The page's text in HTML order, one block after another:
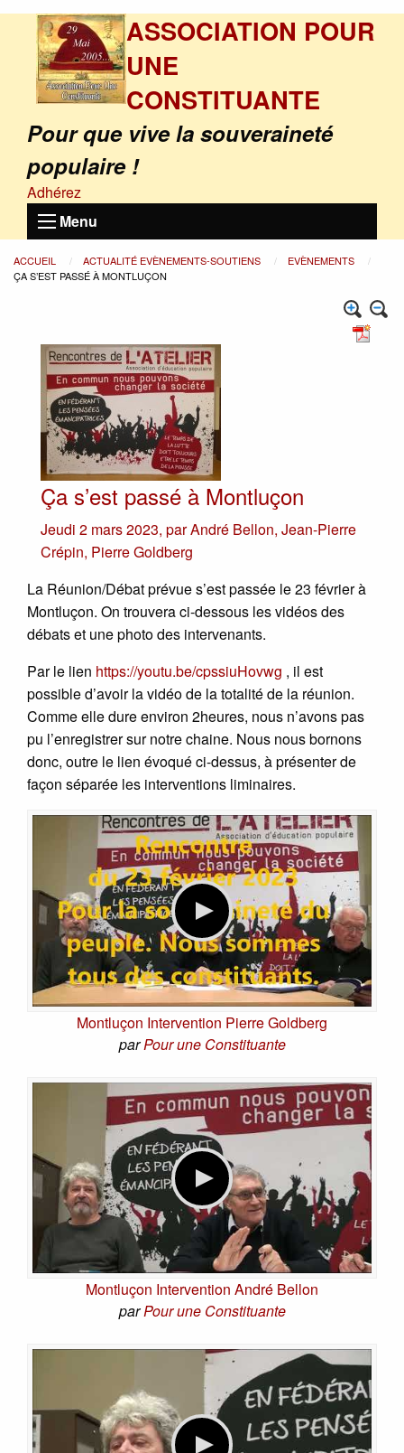
ASSOCIATION POUR
UNE
CONSTITUANTE
Pour que vive la souveraineté
populaire !
Adhérez
Menu
ACCUEIL ACTUALITÉ EVÈNEMENTS-SOUTIENS
EVÈNEMENTS
ÇA S’EST PASSÉ À MONTLUÇON
Ça s’est passé à Montluçon
Jeudi 2 mars 2023, parAndré Bellon, Jean-Pierre
Crépin, Pierre Goldberg
La Réunion/Débat prévue s’est passée le 23 février à
Montluçon. On trouvera ci-dessous les vidéos des
débats et une photo des intervenants.
Par le lien https://youtu.be/cpssiuHovwg , il est
possible d’avoir la vidéo de la totalité de la réunion.
Comme elle dure environ 2heures, nous n’avons pas
pu l’enregistrer sur notre chaine. Nous nous bornons
donc, outre le lien évoqué ci-dessus, à présenter de
façon séparée les interventions liminaires.
Montluçon Intervention Pierre Goldberg
parPour une Constituante
Montluçon Intervention André Bellon
parPour une Constituante